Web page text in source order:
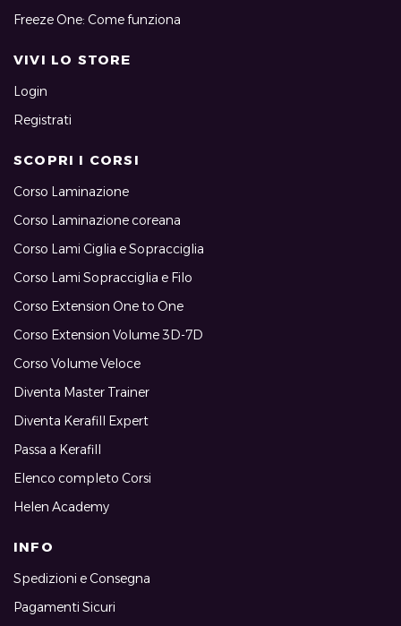
Freeze One: Come funziona
VIVI LO STORE
Login
Registrati
SCOPRI I CORSI
Corso Laminazione
Corso Laminazione coreana
Corso Lami Ciglia e Sopracciglia
Corso Lami Sopracciglia e Filo
Corso Extension One to One
Corso Extension Volume 3D-7D
Corso Volume Veloce
Diventa Master Trainer
Diventa Kerafill Expert
Passa a Kerafill
Elenco completo Corsi
Helen Academy
INFO
Spedizioni e Consegna
Pagamenti Sicuri